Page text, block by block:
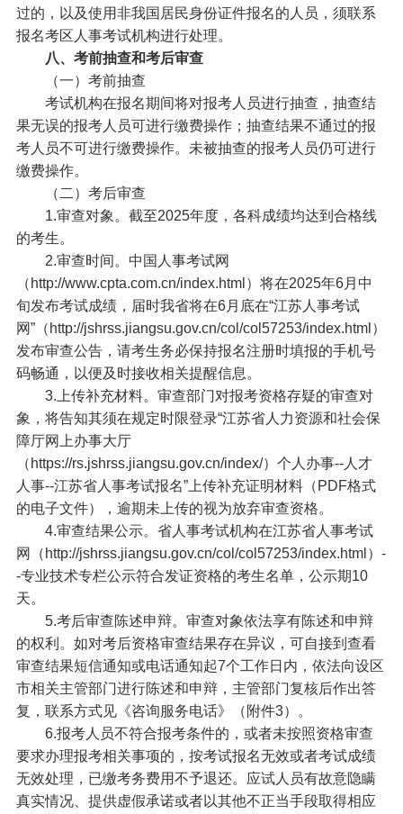
过的，以及使用非我国居民身份证件报名的人员，须联系
报名考区人事考试机构进行处理。
八、考前抽查和考后审查
（一）考前抽查
考试机构在报名期间将对报考人员进行抽查，抽查结
果无误的报考人员可进行缴费操作；抽查结果不通过的报
考人员不可进行缴费操作。未被抽查的报考人员仍可进行
缴费操作。
（二）考后审查
1.审查对象。截至2025年度，各科成绩均达到合格线
的考生。
2.审查时间。中国人事考试网
（http://www.cpta.com.cn/index.html）将在2025年6月中
旬发布考试成绩，届时我省将在6月底在“江苏人事考试
网”（http://jshrss.jiangsu.gov.cn/col/col57253/index.html）
发布审查公告，请考生务必保持报名注册时填报的手机号
码畅通，以便及时接收相关提醒信息。
3.上传补充材料。审查部门对报考资格存疑的审查对
象，将告知其须在规定时限登录“江苏省人力资源和社会保
障厅网上办事大厅
（https://rs.jshrss.jiangsu.gov.cn/index/）个人办事--人才
人事--江苏省人事考试报名”上传补充证明材料（PDF格式
的电子文件），逾期未上传的视为放弃审查资格。
4.审查结果公示。省人事考试机构在江苏省人事考试
网（http://jshrss.jiangsu.gov.cn/col/col57253/index.html）-
-专业技术专栏公示符合发证资格的考生名单，公示期10
天。
5.考后审查陈述申辩。审查对象依法享有陈述和申辩
的权利。如对考后资格审查结果存在异议，可自接到查看
审查结果短信通知或电话通知起7个工作日内，依法向设区
市相关主管部门进行陈述和申辩，主管部门复核后作出答
复，联系方式见《咨询服务电话》（附件3）。
6.报考人员不符合报考条件的，或者未按照资格审查
要求办理报考相关事项的，按考试报名无效或者考试成绩
无效处理，已缴考务费用不予退还。应试人员有故意隐瞒
真实情况、提供虚假承诺或者以其他不正当手段取得相应